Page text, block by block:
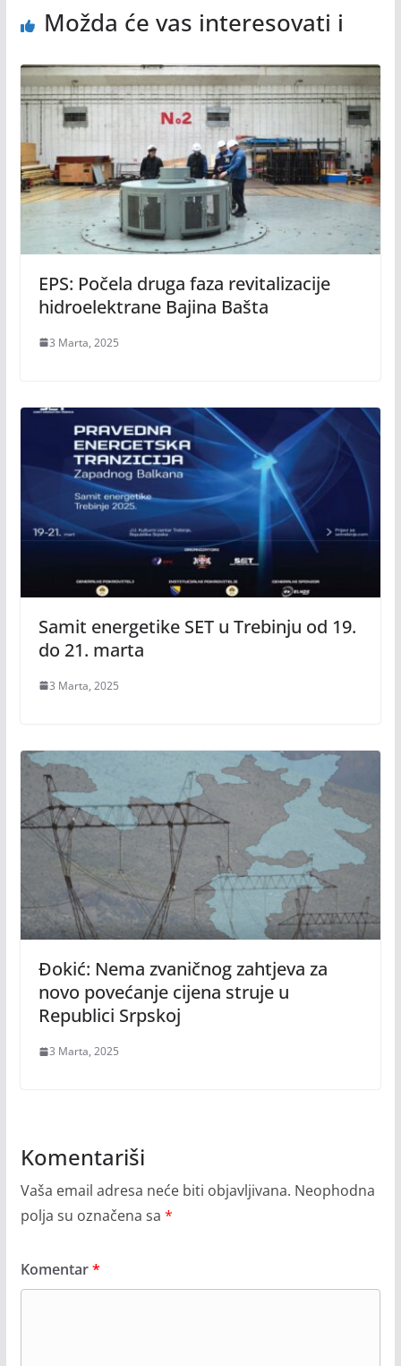
Možda će vas interesovati i
EPS: Počela druga faza revitalizacije
hidroelektrane Bajina Bašta
3 Marta, 2025
Samit energetike SET u Trebinju od 19.
do 21. marta
3 Marta, 2025
Đokić: Nema zvaničnog zahtjeva za
novo povećanje cijena struje u
Republici Srpskoj
3 Marta, 2025
Komentariši
Vaša email adresa neće biti objavljivana. Neophodna
polja su označena sa *
Komentar*